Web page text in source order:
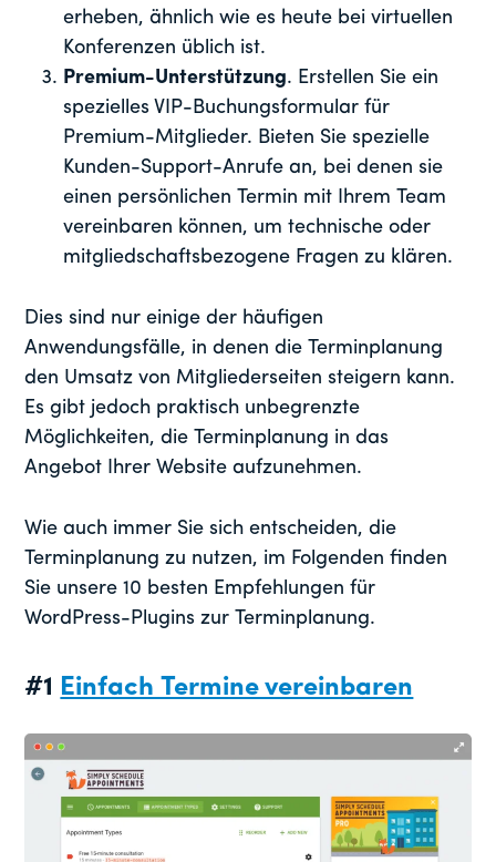
erheben, ähnlich wie es heute bei virtuellen
Konferenzen üblich ist.
Premium-Unterstützung. Erstellen Sie ein
spezielles VIP-Buchungsformular für
Premium-Mitglieder. Bieten Sie spezielle
Kunden-Support-Anrufe an, bei denen sie
einen persönlichen Termin mit Ihrem Team
vereinbaren können, um technische oder
mitgliedschaftsbezogene Fragen zu klären.
Dies sind nur einige der häufigen
Anwendungsfälle, in denen die Terminplanung
den Umsatz von Mitgliederseiten steigern kann.
Es gibt jedoch praktisch unbegrenzte
Möglichkeiten, die Terminplanung in das
Angebot Ihrer Website aufzunehmen.
Wie auch immer Sie sich entscheiden, die
Terminplanung zu nutzen, im Folgenden finden
Sie unsere 10 besten Empfehlungen für
WordPress-Plugins zur Terminplanung.
#1 Einfach Termine vereinbaren